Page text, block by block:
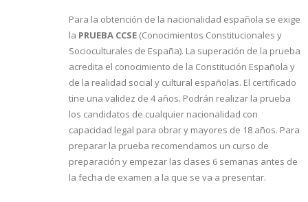
Para la obtención de la nacionalidad española se exige
la PRUEBA CCSE (Conocimientos Constitucionales y
Socioculturales de España). La superación de la prueba
acredita el conocimiento de la Constitución Española y
de la realidad social y cultural españolas. El certificado
tine una validez de 4 años. Podrán realizar la prueba
los candidatos de cualquier nacionalidad con
capacidad legal para obrar y mayores de 18 años. Para
preparar la prueba recomendamos un curso de
preparación y empezar las clases 6 semanas antes de
la fecha de examen a la que se va a presentar.